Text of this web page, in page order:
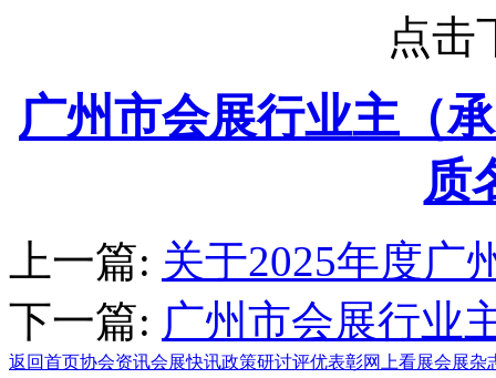
点击
广州市会展行业主（
质
上一篇: 关于2025年度广
下一篇: 广州市会展行业
返回首页协会资讯会展快讯政策研讨评优表彰网上看展会展杂